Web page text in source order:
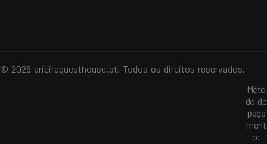
© 2026 arieiraguesthouse.pt. Todos os direitos reservados.
Méto
do de
paga
ment
o: